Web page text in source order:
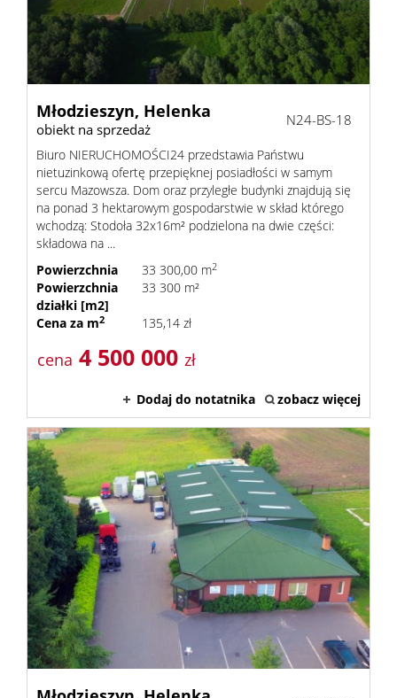
Młodzieszyn, Helenka
obiekt na sprzedaż
N24-BS-18
Biuro NIERUCHOMOŚCI24 przedstawia Państwu
nietuzinkową ofertę przepięknej posiadłości w samym
sercu Mazowsza. Dom oraz przyległe budynki znajdują się
na ponad 3 hektarowym gospodarstwie w skład którego
wchodzą: Stodoła 32x16m² podzielona na dwie części:
składowa na ...
Powierzchnia
33 300,00 m2
Powierzchnia
działki [m2]
33 300 m²
Cena za m2 135,14 zł
cena 4 500 000 zł
Dodaj do notatnika zobacz więcej